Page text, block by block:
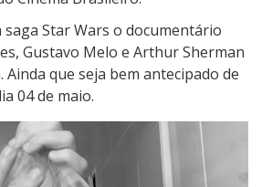
saga Star Wars o documentário
Gustavo Melo e Arthur Sherman
Ainda que seja bem antecipado de
04 de maio.